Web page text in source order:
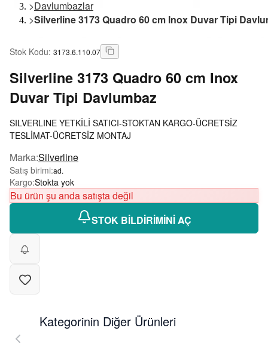
>Davlumbazlar
>Silverline 3173 Quadro 60 cm Inox Duvar Tipi
Stok Kodu: 3173.6.110.07
Silverline 3173 Quadro 60 cm Inox
Duvar Tipi Davlumbaz
SILVERLINE YETKİLİ SATICI-STOKTAN KARGO-ÜCRETSİZ
TESLİMAT-ÜCRETSİZ MONTAJ
Marka:Silverline
Satış birimi:ad.
Kargo:Stokta yok
Bu ürün şu anda satışta değil
STOK BİLDİRİMİNİ AÇ
Kategorinin Diğer Ürünleri